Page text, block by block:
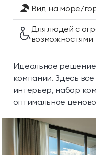
Вид на море/
Для людей с
возможностями
Идеальное
компании. Здесь
интерьер, набор
оптимальное